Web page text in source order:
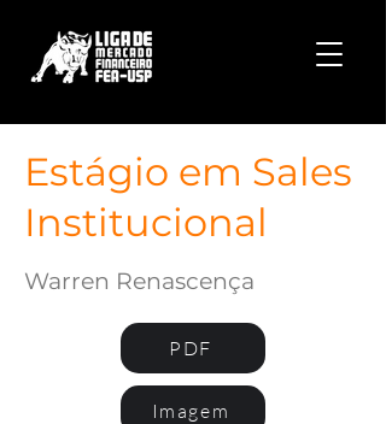
Estágio em Sales
Institucional
Warren Renascença
PDF
Imagem